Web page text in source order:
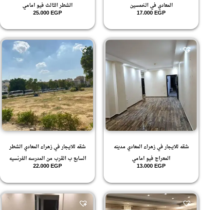
المعادي في الخمسين
17.000EGP
الشطر الثالث فيو امامي
25.000EGP
شقه للايجار في زهراء المعادي مدينه
المعراج فيو امامي
13.000EGP
شقه للايجار في زهراء المعادي الشطر
السابع ب القرب من المدرسه الفرنسيه
22.000EGP